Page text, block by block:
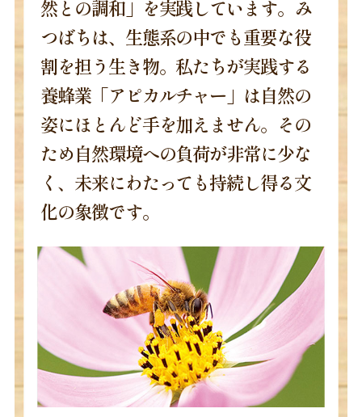
然との調和」を実践しています。み
つばちは、生態系の中でも重要な役
割を担う生き物。私たちが実践する
養蜂業「アピカルチャー」は自然の
姿にほとんど手を加えません。その
ため自然環境への負荷が非常に少な
く、未来にわたっても持続し得る文
化の象徴です。